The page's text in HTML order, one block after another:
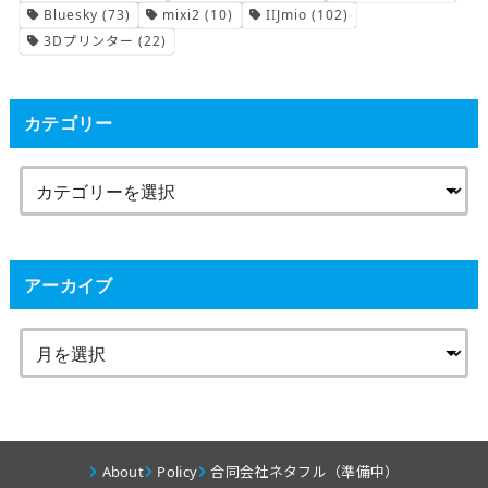
Bluesky (73) mixi2 (10) IIJmio (102)
3Dプリンター (22)
カテゴリー
アーカイブ
About Policy 合同会社ネタフル（準備中）